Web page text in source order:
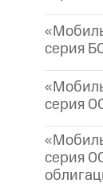
серия
серия
серия